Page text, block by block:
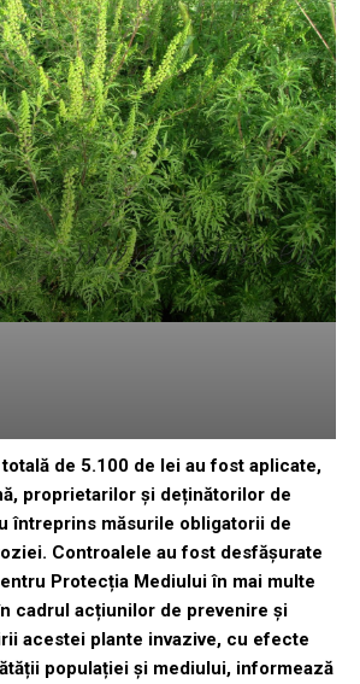
de 5.100 de lei au fost aplicate,
proprietarilor și deținătorilor de
întreprins măsurile obligatorii de
Controalele au fost desfășurate
Protecția Mediului în mai multe
cadrul acțiunilor de prevenire și
acestei plante invazive, cu efecte
populației și mediului, informează